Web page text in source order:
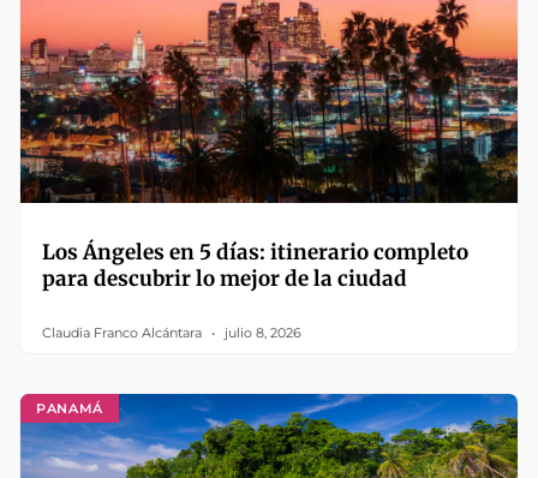
Los Ángeles en 5 días: itinerario completo
para descubrir lo mejor de la ciudad
Claudia Franco Alcántara julio 8, 2026
PANAMÁ